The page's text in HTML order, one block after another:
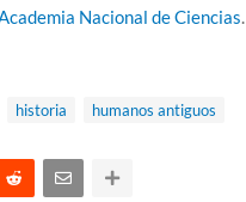
Nacional de Ciencias.
historia humanos antiguos